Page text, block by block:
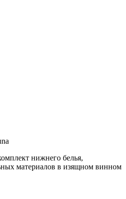
нижнего белья,
материалов в изящном винном